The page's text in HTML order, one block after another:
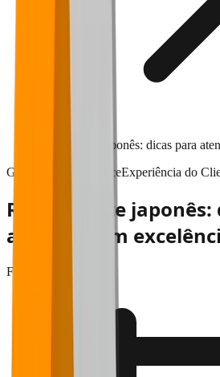
Restaurante japonês: dicas para
Gestão & performanceExperiência do
Restaurante japonês:
atender com
Falaê